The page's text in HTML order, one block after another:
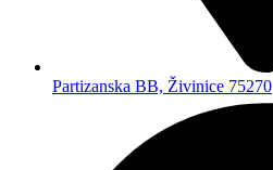
Partizanska BB, Živinice 75270